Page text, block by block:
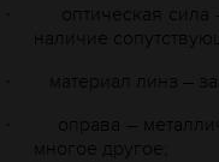
· оптическая
наличие
· материал линз –
·
оправа –
многое другое;